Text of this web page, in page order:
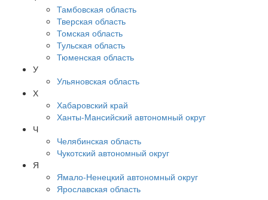
Тамбовская область
Тверская область
Томская область
Тульская область
Тюменская область
У
Ульяновская область
Х
Хабаровский край
Ханты-Мансийский автономный округ
Ч
Челябинская область
Чукотский автономный округ
Я
Ямало-Ненецкий автономный округ
Ярославская область